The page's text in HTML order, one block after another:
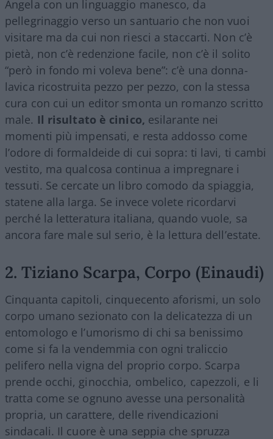
Angela con un linguaggio manesco, da
pellegrinaggio verso un santuario che non vuoi
visitare ma da cui non riesci a staccarti. Non c’è
pietà, non c’è redenzione facile, non c’è il solito
“però in fondo mi voleva bene”: c’è una donna-
lavica ricostruita pezzo per pezzo, con la stessa
cura con cui un editor smonta un romanzo scritto
male. Il risultato è cinico, esilarante nei
momenti più impensati, e resta addosso come
l’odore di formaldeide di cui sopra: ti lavi, ti cambi
vestito, ma qualcosa continua a impregnare i
tessuti. Se cercate un libro comodo da spiaggia,
statene alla larga. Se invece volete ricordarvi
perché la letteratura italiana, quando vuole, sa
ancora fare male sul serio, è la lettura dell’estate.
2. Tiziano Scarpa, Corpo (Einaudi)
Cinquanta capitoli, cinquecento aforismi, un solo
corpo umano sezionato con la delicatezza di un
entomologo e l’umorismo di chi sa benissimo
come si fa la vendemmia con ogni traliccio
pelifero nella vigna del proprio corpo. Scarpa
prende occhi, ginocchia, ombelico, capezzoli, e li
tratta come se ognuno avesse una personalità
propria, un carattere, delle rivendicazioni
sindacali. Il cuore è una seppia che spruzza